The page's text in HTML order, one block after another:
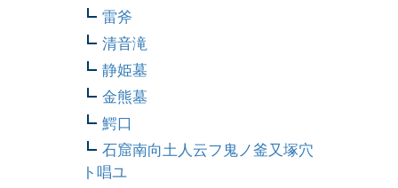
雷斧
清音滝
静姫墓
金熊墓
鰐口
石窟南向土人云フ鬼ノ釜又塚穴
ト唱ユ